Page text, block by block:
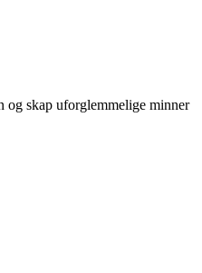
og skap uforglemmelige minner